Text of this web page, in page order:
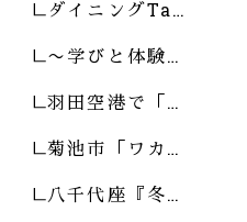
ダイニングTa…
〜学びと体験…
羽田空港で「…
菊池市「ワカ…
八千代座『冬…